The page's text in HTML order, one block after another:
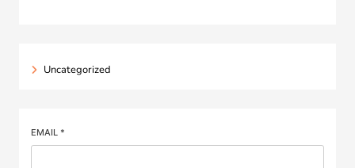
Uncategorized
EMAIL *